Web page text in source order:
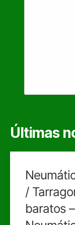
Últimas
/
baratos